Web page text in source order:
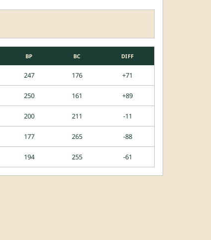
BP BC DIFF
247 176 +71
250 161 +89
200 211 -11
177 265 -88
194 255 -61